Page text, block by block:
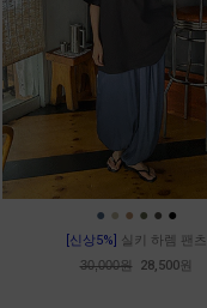
● ● ● ● ● ●
[신상5%] 실키 하렘 팬츠
30,000원 28,500원